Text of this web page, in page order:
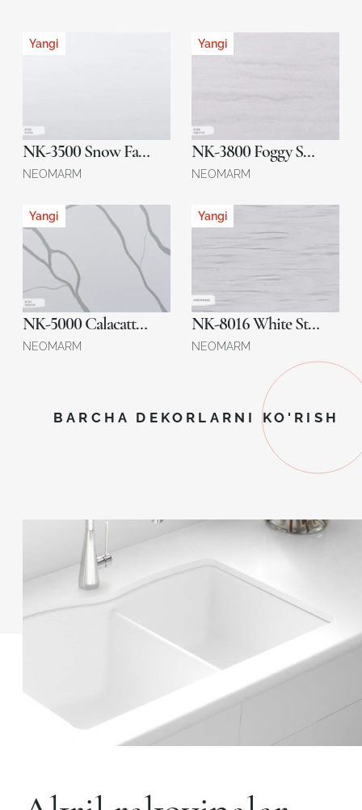
Yangi
NK-3500 Snow Fairy
NEOMARM
Yangi
NK-3800 Foggy Sunrise
NEOMARM
Yangi
NK-5000 Calacatta Veil
NEOMARM
Yangi
NK-8016 White Stream
NEOMARM
BARCHA DEKORLARNI KO'RISH